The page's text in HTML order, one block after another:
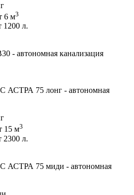
6 м3
1200 л.
15 м3
2300 л.